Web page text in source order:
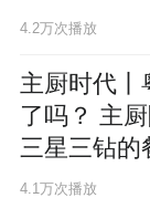
4.2万次播放
主厨时代丨
了吗？ 主
三星三钻的
敢来广州？
4.1万次播放